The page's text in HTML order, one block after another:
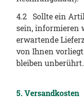
4.2 Sollte ein
sein, informieren
erwartende
von Ihnen
bleiben unberührt.
5. Versandkosten